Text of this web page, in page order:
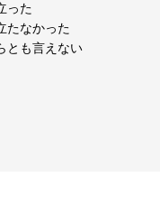
った
たなかった
とも言えない